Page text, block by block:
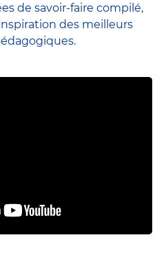
de savoir-faire compilé,
des meilleurs